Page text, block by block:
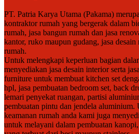
PT. Patria Karya Utama (Pakama)
kontraktor rumah yang bergerak dalam
rumah, jasa bangun rumah dan jasa
kantor, ruko maupun gudang, jasa
rumah.
Untuk melengkapi keperluan bagian
menyediakan jasa desain interior serta
furniture untuk membuat kitchen set
hpl, jasa pembuatan bedroom set, back
lemari penyekat ruangan, partisi
pembuatan pintu dan jendela aluminium.
keamanan rumah anda kami juga
untuk melayani dalam pembuatan